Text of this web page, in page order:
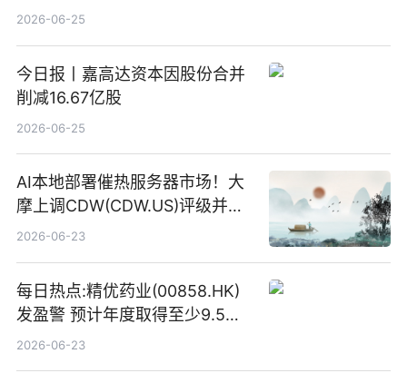
2026-06-25
今日报丨嘉高达资本因股份合并
削减16.67亿股
2026-06-25
AI本地部署催热服务器市场！大
摩上调CDW(CDW.US)评级并看
高IBM(IBM.US)戴尔(DELL.US)
2026-06-23
每日热点:精优药业(00858.HK)
发盈警 预计年度取得至少9.5亿
港元的亏损 同比盈转亏
2026-06-23